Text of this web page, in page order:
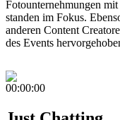
Fotounternehmungen
standen im Fokus.
anderen Content
des Events
00:00:00